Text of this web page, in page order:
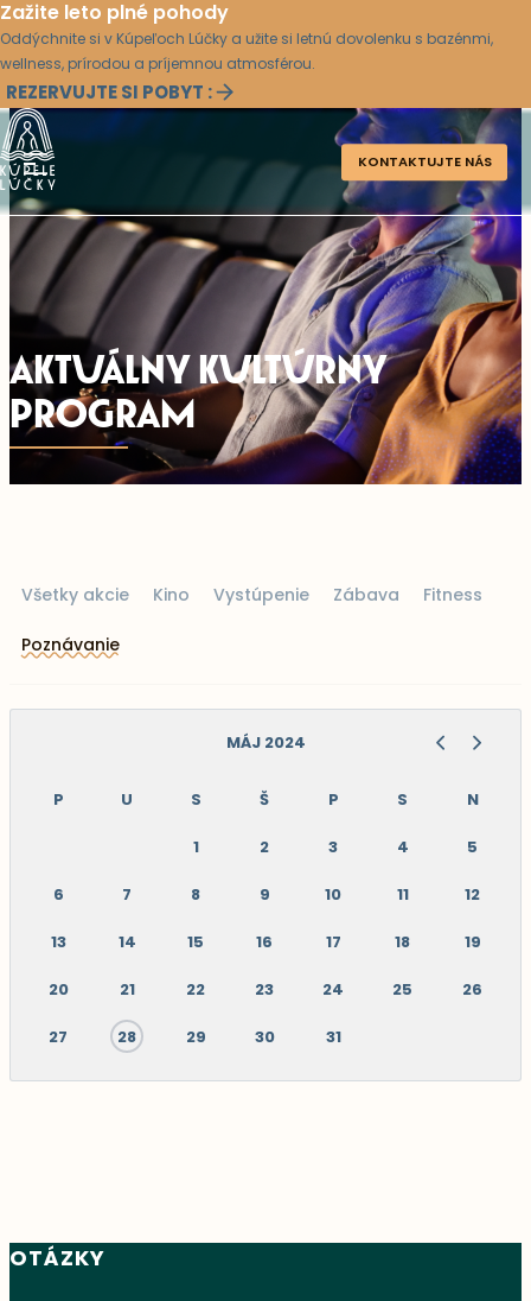
Zažite leto plné pohody
Oddýchnite si v Kúpeľoch Lúčky a užite si letnú dovolenku s bazénmi,
wellness, prírodou a príjemnou atmosférou.
REZERVUJTE SI POBYT :
KONTAKTUJTE NÁS
AKTUÁLNY KULTÚRNY
PROGRAM
Všetky akcie Kino Vystúpenie Zábava Fitness
Poznávanie
MÁJ 2024
P U S Š P S N
1 2 3 4 5
6 7 8 9 10 11 12
13 14 15 16 17 18 19
20 21 22 23 24 25 26
27 28 29 30 31
OTÁZKY